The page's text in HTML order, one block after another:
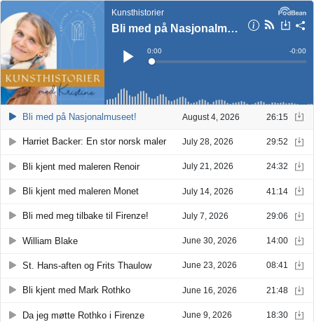
Kunsthistorier
Bli med på Nasjonalmuseet!
Current
Time
0:00
Loaded:
Time
-0:00
Bli med på Nasjonalmuseet! August 4, 2026 26:15
Harriet Backer: En stor norsk maler July 28, 2026 29:52
Bli kjent med maleren Renoir July 21, 2026 24:32
Bli kjent med maleren Monet July 14, 2026 41:14
Bli med meg tilbake til Firenze! July 7, 2026 29:06
William Blake June 30, 2026 14:00
St. Hans-aften og Frits Thaulow June 23, 2026 08:41
Bli kjent med Mark Rothko June 16, 2026 21:48
Da jeg møtte Rothko i Firenze June 9, 2026 18:30